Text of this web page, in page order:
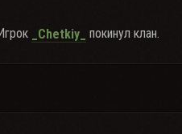
_Chetkiy_ покинул клан.